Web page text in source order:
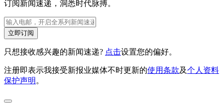
订阅新闻速递，洞悉时代脉搏。
立即订阅
只想接收感兴趣的新闻速递? 点击设置您的偏好。
注册即表示我接受新报业媒体不时更新的使用条款及个人资料
保护声明 。